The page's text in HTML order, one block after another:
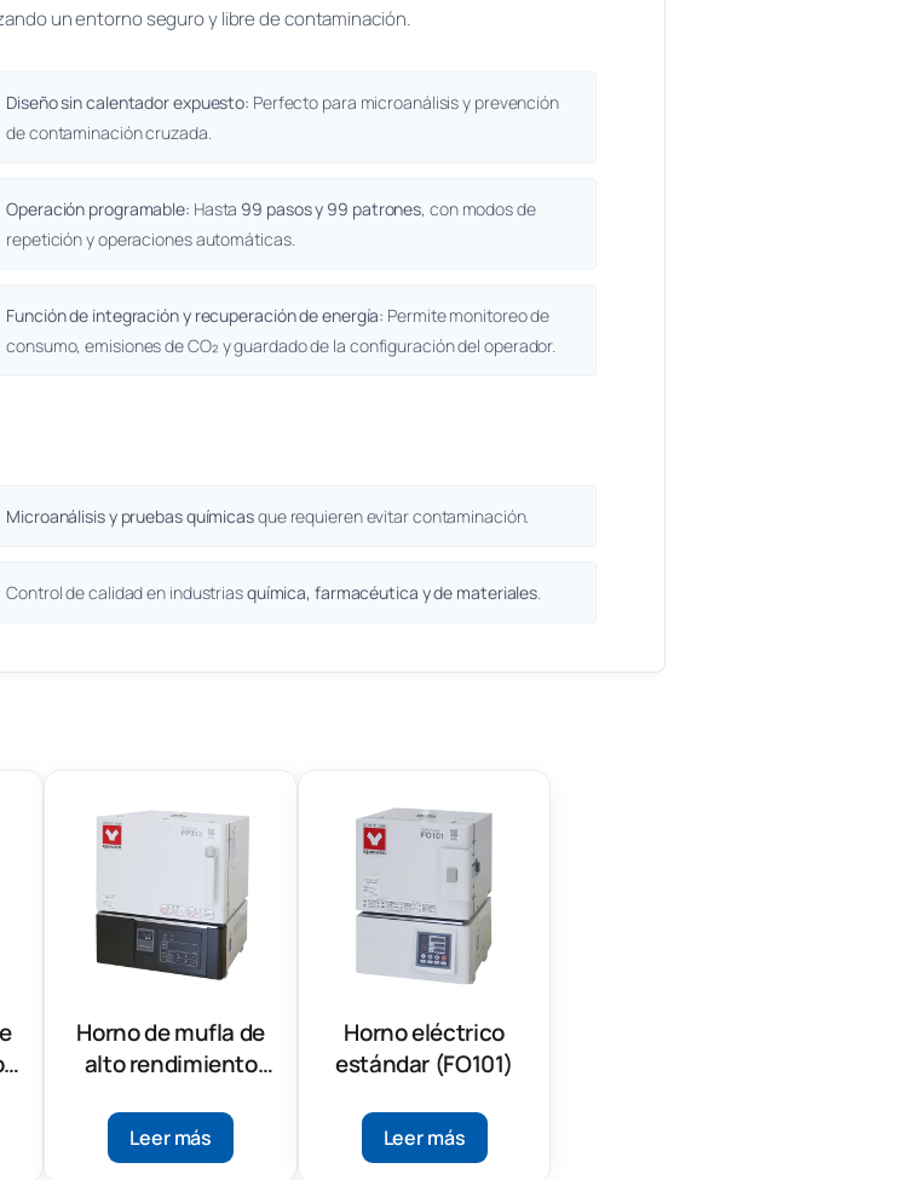
un entorno seguro y libre de contaminación.
Diseño sin calentador expuesto: Perfecto para microanálisis y prevención
de contaminación cruzada.
Operación programable: Hasta 99 pasos y 99 patrones, con modos de
repetición y operaciones automáticas.
Función de integración y recuperación de energía: Permite monitoreo de
consumo, emisiones de CO₂ y guardado de la configuración del operador.
Microanálisis y pruebas químicasque requieren evitar contaminación.
Control de calidad en industriasquímica, farmacéutica y de materiales
Horno de mufla de
alto rendimiento
Leer más
Horno eléctrico
estándar (FO101)
Leer más